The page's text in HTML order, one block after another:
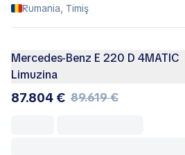
Rumania, Timiş